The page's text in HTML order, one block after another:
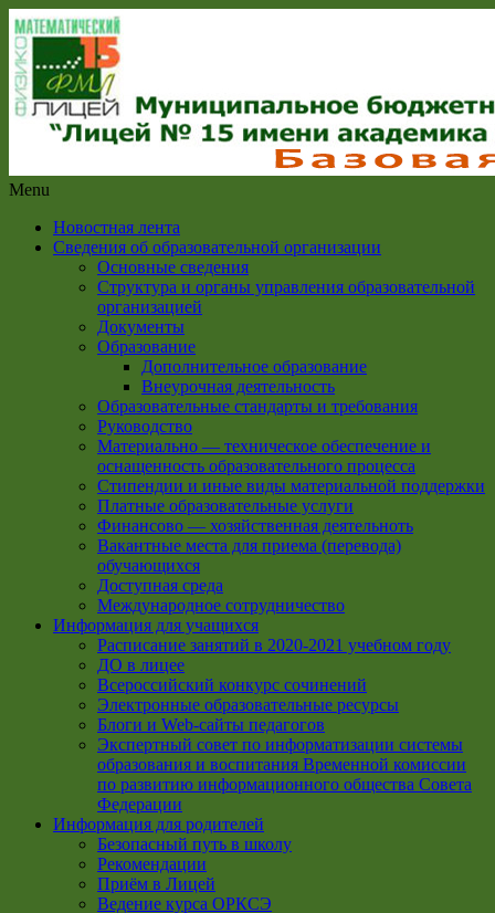
Menu
Новостная лента
Сведения об образовательной организации
Основные сведения
Структура и органы управления образовательной
организацией
Документы
Образование
Дополнительное образование
Внеурочная деятельность
Образовательные стандарты и требования
Руководство
Материально — техническое обеспечение и
оснащенность образовательного процесса
Стипендии и иные виды материальной поддержки
Платные образовательные услуги
Финансово — хозяйственная деятельноть
Вакантные места для приема (перевода)
обучающихся
Доступная среда
Международное сотрудничество
Информация для учащихся
Расписание занятий в 2020-2021 учебном году
ДО в лицее
Всероссийский конкурс сочинений
Электронные образовательные ресурсы
Блоги и Web-сайты педагогов
Экспертный совет по информатизации системы
образования и воспитания Временной комиссии
по развитию информационного общества Совета
Федерации
Информация для родителей
Безопасный путь в школу
Рекомендации
Приём в Лицей
Ведение курса ОРКСЭ